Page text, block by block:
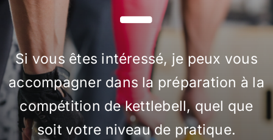
Si vous êtes intéressé, je peux vous
accompagner dans la préparation à la
compétition de kettlebell, quel que
soit votre niveau de pratique.